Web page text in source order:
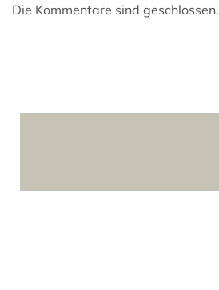
Die Kommentare sind geschlossen.